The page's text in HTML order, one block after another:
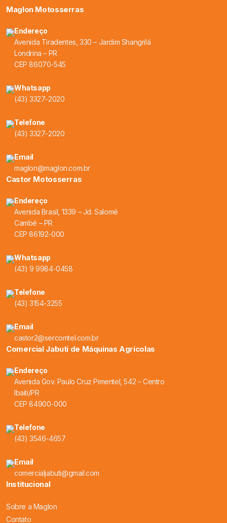
Maglon Motosserras
Endereço
Avenida Tiradentes, 330 – Jardim Shangrilá
Londrina – PR
CEP 86070-545
Whatsapp
(43) 3327-2020
Telefone
(43) 3327-2020
Email
maglon@maglon.com.br
Castor Motosserras
Endereço
Avenida Brasil, 1339 – Jd. Salomé
Cambé – PR
CEP 86192-000
Whatsapp
(43) 9 9984-0458
Telefone
(43) 3154-3255
Email
castor2@sercomtel.com.br
Comercial Jabuti de Máquinas Agrícolas
Endereço
Avenida Gov. Paulo Cruz Pimentel, 542 – Centro
Ibaiti/PR
CEP 84900-000
Telefone
(43) 3546-4657
Email
comercialjabuti@gmail.com
Institucional
Sobre a Maglon
Contato